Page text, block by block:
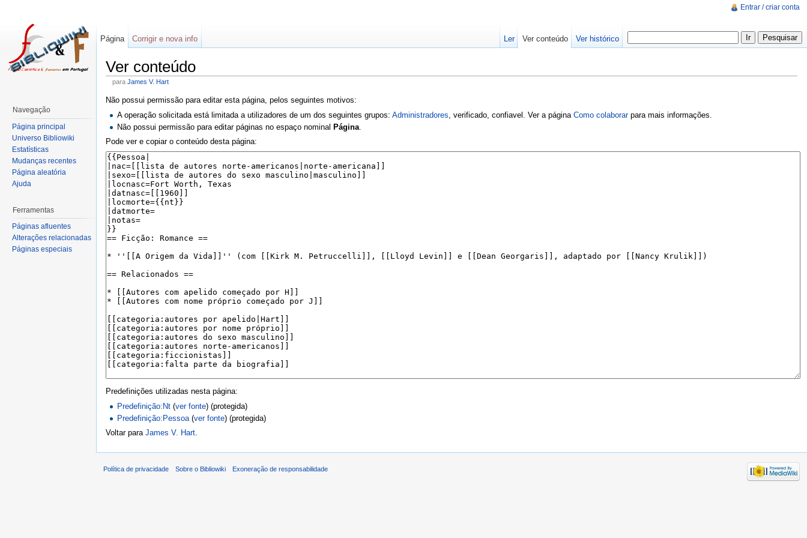
Ver conteúdo
para James V. Hart
Não possui permissão para editar esta página, pelos seguintes motivos:
A operação solicitada está limitada a utilizadores de um dos seguintes grupos:Administradores , verificado, confiavel. Ver a páginaComo colaborarpara mais informações.
Não possui permissão para editar páginas no espaço nominal Página.
Pode ver e copiar o conteúdo desta página:
Predefinições utilizadas nesta página:
Predefinição:Nt (ver fonte) (protegida)
Predefinição:Pessoa(ver fonte) (protegida)
Voltar para James V. Hart.
Entrar / criar conta
Página Corrigir e nova info Ler Ver conteúdo Ver histórico
Navegação
Página principal
Universo Bibliowiki
Estatísticas
Mudanças recentes
Página aleatória
Ajuda
Ferramentas
Páginas afluentes
Alterações relacionadas
Páginas especiais
Política de privacidade Sobre o Bibliowiki Exoneração de responsabilidade